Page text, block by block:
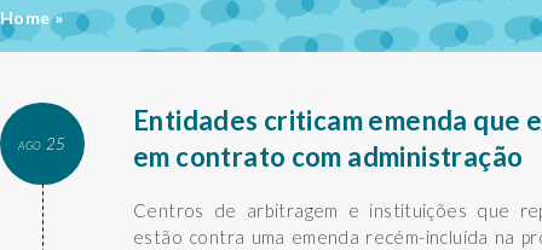
Home»
ago 25
Entidades criticam emenda que
em contrato com administração
Centros de arbitragem e instituições que
estão contra uma emenda recém-incluída na